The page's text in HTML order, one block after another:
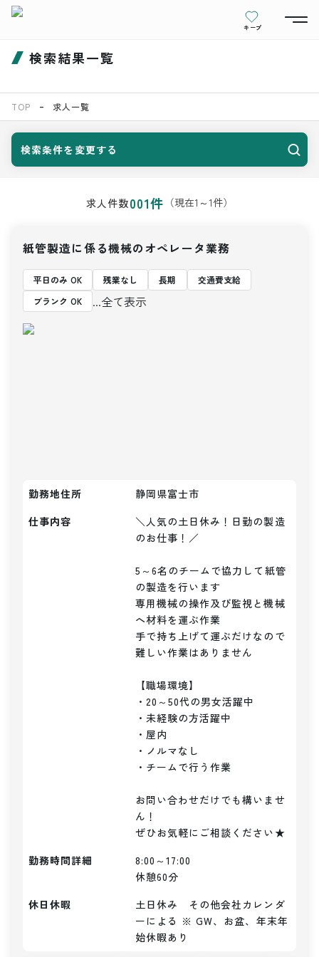
キープ
検索結果一覧
TOP 求人一覧
検索条件を変更する
求人件数001件 （現在1 ～1件）
紙管製造に係る機械のオペレータ業務
平日のみ OK 残業なし 長期
交通費支給
ブランク OK
...全て表示
勤務地住所
静岡県富士市
仕事内容
＼人気の土日休み！日勤の製造
のお仕事！／
5～6名のチームで協力して紙管
の製造を行います
専用機械の操作及び監視と機械
へ材料を運ぶ作業
手で持ち上げて運ぶだけなので
難しい作業はありません
【職場環境】
・20～50代の男女活躍中
・未経験の方活躍中
・屋内
・ノルマなし
・チームで行う作業
お問い合わせだけでも構いませ
ん！
ぜひお気軽にご相談ください★
勤務時間詳細
8:00～17:00
休憩60分
休日休暇
土日休み　その他会社カレンダ
ーによる ※ GW、お盆、年末年
始休暇あり